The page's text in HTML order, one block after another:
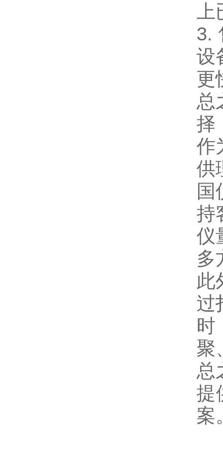
3.
设
更
总
择
作
供
国
持
仪
多
此
过
时
聚
总
提
案